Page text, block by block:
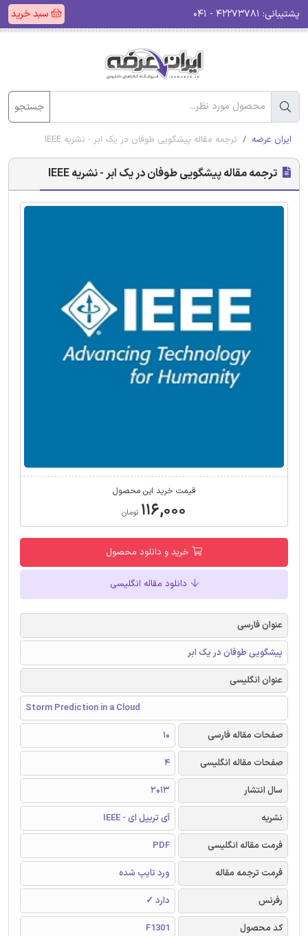
پشتیبانی: سبد خرید
جستجو
ایران عرضه ترجمه مقاله پیشگویی طوفان در یک ابر - نشریه IEEE
ترجمه مقاله پیشگویی طوفان در یک ابر - نشریه IEEE
قیمت خرید این محصول
۱۱۶,۰۰۰ تومان
خرید و دانلود محصول
دانلود مقاله انگلیسی
عنوان فارسی
پیشگویی طوفان در یک ابر
عنوان انگلیسی
Storm Prediction in a Cloud
صفحات مقاله فارسی
10
صفحات مقاله انگلیسی
4
سال انتشار
2013
نشریه
آی تریپل ای - IEEE
فرمت مقاله انگلیسی
PDF
فرمت ترجمه مقاله
ورد تایپ شده
رفرنس
دارد ✓
کد محصول
F1301